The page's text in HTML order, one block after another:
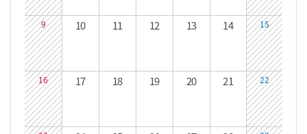
9 10 11 12 13 14 15
16 17 18 19 20 21 22